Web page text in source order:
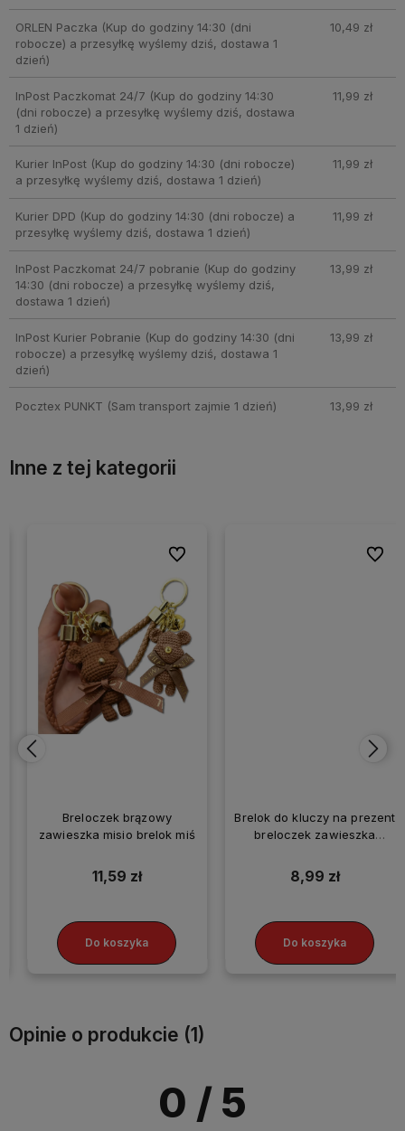
ORLEN Paczka (Kup do godziny 14:30 (dni
robocze) a przesyłkę wyślemy dziś, dostawa 1
dzień)
10,49 zł
InPost Paczkomat 24/7 (Kup do godziny 14:30
(dni robocze) a przesyłkę wyślemy dziś, dostawa
1 dzień)
11,99 zł
Kurier InPost(Kup do godziny 14:30 (dni robocze)
a przesyłkę wyślemy dziś, dostawa 1 dzień)
11,99 zł
Kurier DPD (Kup do godziny 14:30 (dni robocze) a
przesyłkę wyślemy dziś, dostawa 1 dzień)
11,99 zł
InPost Paczkomat 24/7 pobranie (Kup do godziny
14:30 (dni robocze) a przesyłkę wyślemy dziś,
dostawa 1 dzień)
13,99 zł
InPost Kurier Pobranie (Kup do godziny 14:30 (dni
robocze) a przesyłkę wyślemy dziś, dostawa 1
dzień)
13,99 zł
Pocztex PUNKT (Sam transport zajmie 1 dzień) 13,99 zł
Inne z tej kategorii
Breloczek brązowy
zawieszka misio brelok miś
11,59 zł
Do koszyka
Do ulubionych
Do ulubionych
Brelok do kluczy na prezent
breloczek zawieszka
8,99 zł
Do koszyka
Do
Do
Opinie o produkcie (1)
0 / 5